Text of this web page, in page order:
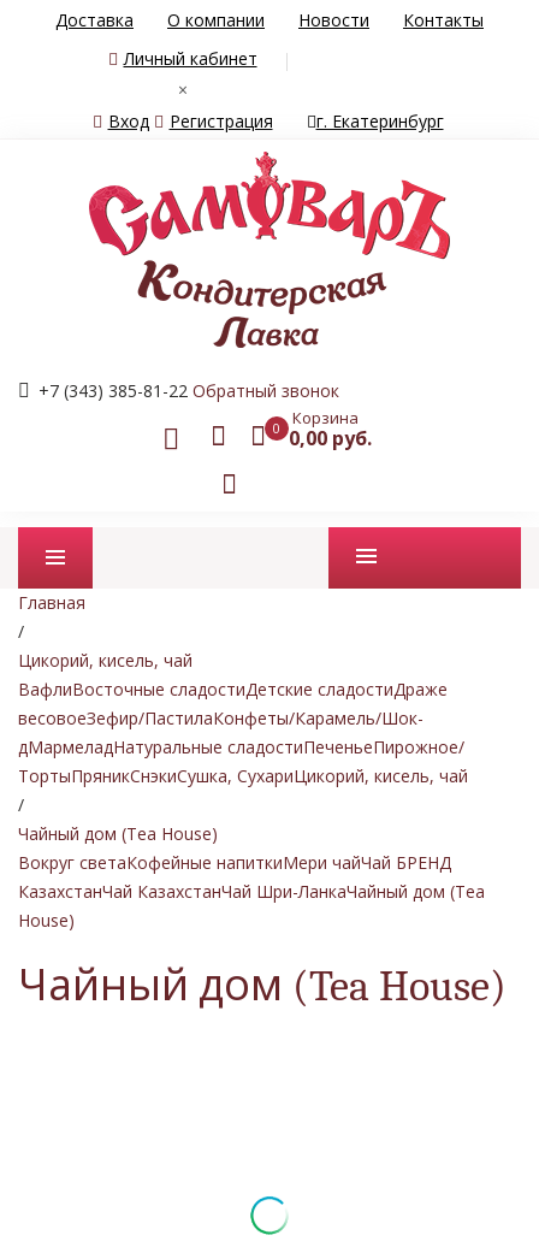
Доставка О компании Новости
Контакты
Личный кабинет
×
Вход
Регистрация г. Екатеринбург
+7 (343) 385-81-22 Обратный звонок
0 Корзина
0,00 руб.
Промо товары
Главная
/
Цикорий, кисель, чай
ВафлиВосточные сладостиДетские сладостиДраже
весовоеЗефир/ПастилаКонфеты/Карамель/Шок-
дМармеладНатуральные сладостиПеченьеПирожное/
ТортыПряникСнэкиСушка, СухариЦикорий, кисель, чай
/
Чайный дом (Tea House)
Вокруг светаКофейные напиткиМери чайЧай БРЕНД
КазахстанЧай КазахстанЧай Шри-ЛанкаЧайный дом (Tea
House)
Чайный дом (Tea House)